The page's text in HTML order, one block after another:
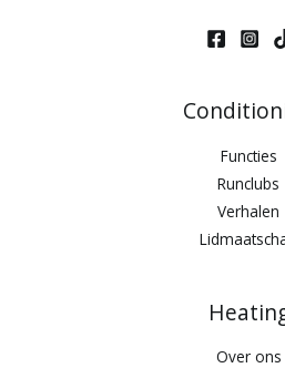
Functies
Runclubs
Verhalen
Over ons